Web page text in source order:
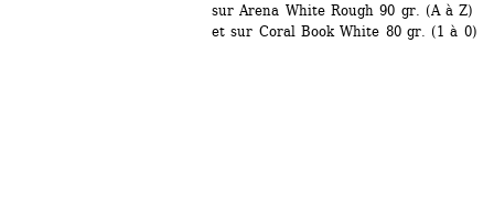
sur Arena White Rough 90 gr. (A à Z)
et sur Coral Book White 80 gr. (1 à 0)